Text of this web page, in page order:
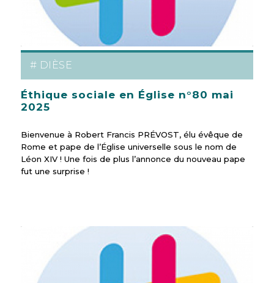
# DIÈSE
Éthique sociale en Église n°80 mai
2025
Bienvenue à Robert Francis PRÉVOST, élu évêque de
Rome et pape de l’Église universelle sous le nom de
Léon XIV ! Une fois de plus l’annonce du nouveau pape
fut une surprise !